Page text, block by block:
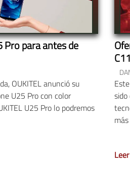
Pro para antes de
OUKITEL anunció su
U25 Pro con color
U25 Pro lo podremos
más